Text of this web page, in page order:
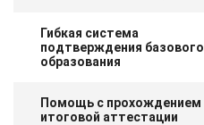
Гибкая система
подтверждения базового
образования
Помощь с прохождением
итоговой аттестации